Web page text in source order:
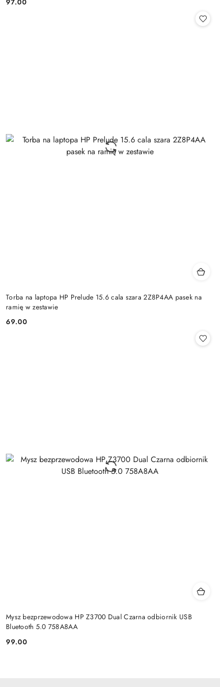
Cena:
Torba na laptopa HP Prelude 15.6 cala szara 2Z8P4AA pasek na
ramię w zestawie
Cena:
69.00
Mysz bezprzewodowa HP Z3700 Dual Czarna odbiornik USB
Bluetooth 5.0 758A8AA
Cena:
99.00